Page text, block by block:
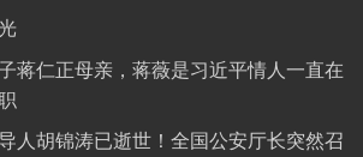
蒋仁正母亲，蒋薇是习近平情人一直在
人胡锦涛已逝世！全国公安厅长突然召